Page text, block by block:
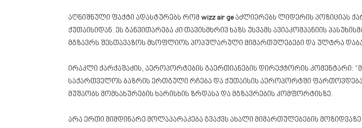
აღნიშნული ფაქტი ადასტურებს რომ wizz air geაძლიერებს ლიდერის პოზიციას
ქუთაისიდან. ეს განვითარება კი თავისმხრივ ხაზს უსვამს ავიაკომპანიის
მგზავრს შესთავაზოს მსოფლიოს პოპულარული მიმართულებები და ულტრა
ირაკლი ქარქაშაძის, აეროპორტების გაერთიანების დირექტორის კომენტარი:
საქართველოს ბაზრის ერთგული რჩება და ქუთაისის აეროპორტში
მუშაობს მომსახურების ხარისხის ზრდასა და მგზავრების კომფორტისზე.
არა ერთი მიმდინარე მოლაპარაკება გვაქვს ახალი მიმართულებების